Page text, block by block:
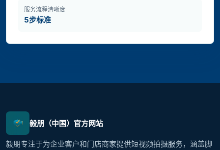
服务流程清晰度
5步标准
毅朋（中国）官方网站
毅朋专注于为企业客户和门店商家提供短视频拍摄服务，涵盖脚